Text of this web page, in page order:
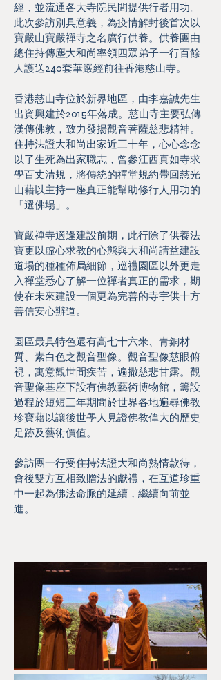
經，並流通各大寺院民間提供行者用功。
此次參訪別具意義，為疫情解封後首次以
寶嚴山寶嚴禪寺之名廣行供養。供養團由
總住持傳塵大和尚率領四眾弟子一行百餘
人護送240套華嚴經前往香港慈山寺。
香港慈山寺位於新界地區，由李嘉誠先生
出資興建於2015年落成。慈山寺主要弘傳
漢傳佛教，致力發揚觀音菩薩慈悲精神。
住持法證大和尚出家近三十年，心心念念
以了生死為出家職志，曾參江西真如寺求
學百丈清規，將傳統的禪堂規約帶回慈光
山藉以主持一座真正能幫助修行人用功的
「選佛場」。
寶嚴禪寺適逢建設前期，此行除了供養法
寶更以虛心求教的心態與大和尚請益建設
道場的種種佈局細節，巡禮園區以外更走
入禪堂悉心了解一位禪者真正的需求，期
使在未來建設一個更為完善的寺宇供十方
善信安心辦道。
園區最具特色還有高七十六米、青銅材
質、素白色之觀音聖像。觀音聖像慈眼俯
視，寓意觀世間疾苦，遍撒慈悲甘露。觀
音聖像基座下設有佛教藝術博物館，籌設
過程於短短三年期間於世界各地遍尋佛教
珍寶藉以讓後世學人見證佛教偉大的歷史
足跡及藝術價值。
參訪團一行受住持法證大和尚熱情款待，
會後雙方互相致贈法的獻禮，在互道珍重
中一起為佛法命脈的延續，繼續向前並
進。